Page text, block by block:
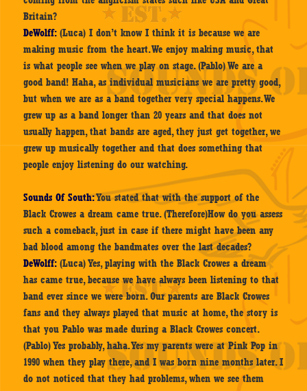
Britain?
DeWolff:(Luca) I don’t know I think it is because we are
making music from the heart. We enjoy making music, that
is what people see when we play on stage. (Pablo) We are a
good band! Haha, as individual musicians we are pretty good,
but when we are as a band together very special happens. We
grew up as a band longer than 20 years and that does not
usually happen, that bands are aged, they just get together, we
grew up musically together and that does something that
people enjoy listening do our watching.
Sounds Of South:You stated that with the support of the
Black Crowes a dream came true. (Therefore)How do you assess
such a comeback, just in case if there might have been any
bad blood among the bandmates over the last decades?
DeWolff:(Luca) Yes, playing with the Black Crowes a dream
has came true, because we have always been listening to that
band ever since we were born. Our parents are Black Crowes
fans and they always played that music at home, the story is
that you Pablo was made during a Black Crowes concert.
(Pablo) Yes probably, haha. Yes my parents were at Pink Pop in
1990 when they play there, and I was born nine months later. I
do not noticed that they had problems, when we see them